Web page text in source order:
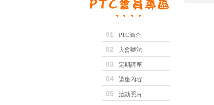
01 PTC簡介
02 入會辦法
03 定期講座
04 講座內容
05 活動照片